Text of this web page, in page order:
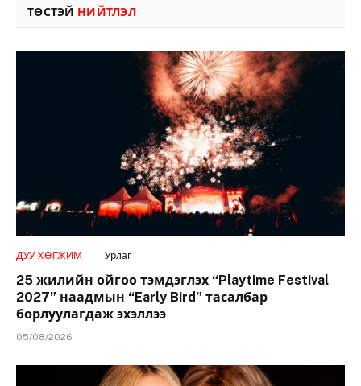
ТӨСТЭЙ НИЙТЛЭЛ
ДУУ ХӨГЖИМ Урлаг
25 жилийн ойгоо тэмдэглэх “Playtime Festival
2027” наадмын “Early Bird” тасалбар
борлуулагдаж эхэллээ
05/08/2026